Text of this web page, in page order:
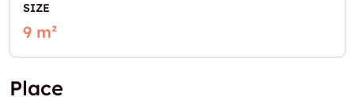
SIZE
9 m²
Place